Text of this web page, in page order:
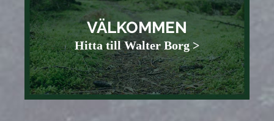
VÄLKOMMEN
Hitta till Walter Borg >